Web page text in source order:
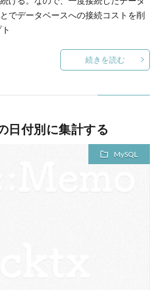
でデータベースへの接続コストを削
続きを読む
日付別に集計する
MySQL